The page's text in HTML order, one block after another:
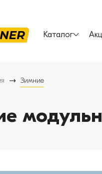
Каталог
Зимние